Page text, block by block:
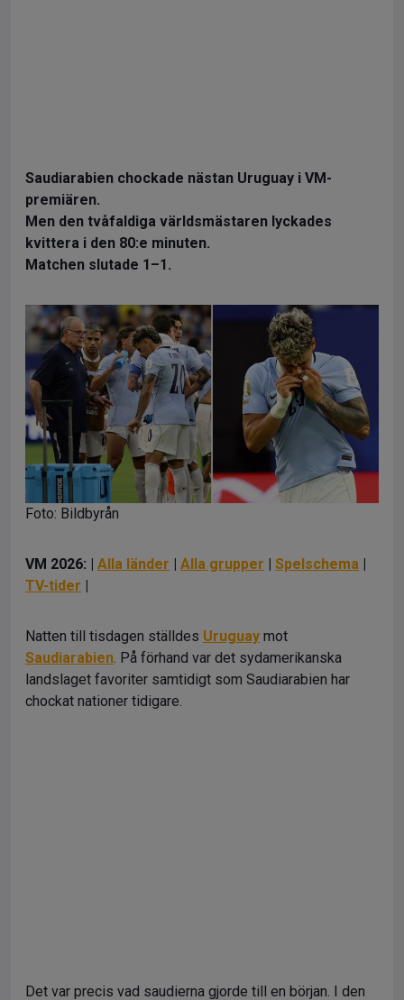
Saudiarabien chockade nästan Uruguay i VM-
premiären.
Men den tvåfaldiga världsmästaren lyckades
kvittera i den 80:e minuten.
Matchen slutade 1–1.
Foto: Bildbyrån
VM 2026: | Alla länder | Alla grupper | Spelschema |
TV-tider |
Natten till tisdagen ställdes Uruguay mot
Saudiarabien. På förhand var det sydamerikanska
landslaget favoriter samtidigt som Saudiarabien har
chockat nationer tidigare.
Det var precis vad saudierna gjorde till en början. I den